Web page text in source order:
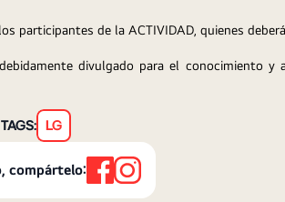
participantes de la ACTIVIDAD, quienes
divulgado para el conocimiento y
TAGS: LG
compártelo: